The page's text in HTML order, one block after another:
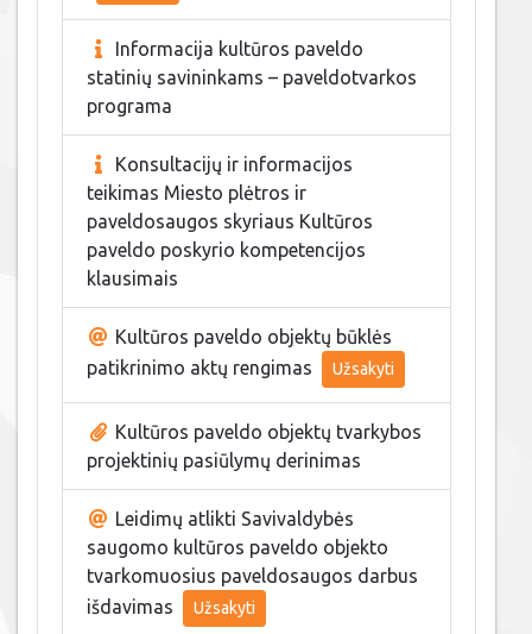
Informacija kultūros paveldo
statinių savininkams – paveldotvarkos
programa
Konsultacijų ir informacijos
teikimas Miesto plėtros ir
paveldosaugos skyriaus Kultūros
paveldo poskyrio kompetencijos
klausimais
Kultūros paveldo objektų būklės
patikrinimo aktų rengimas
Užsakyti
Kultūros paveldo objektų tvarkybos
projektinių pasiūlymų derinimas
Leidimų atlikti Savivaldybės
saugomo kultūros paveldo objekto
tvarkomuosius paveldosaugos darbus
išdavimas
Užsakyti